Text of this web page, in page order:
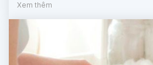
Xem thêm